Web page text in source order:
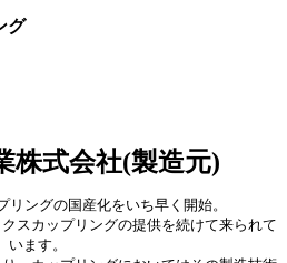
グ
株式会社(製造元)
リングの国産化をいち早く開始。
スカップリングの提供を続けて来られて
います。